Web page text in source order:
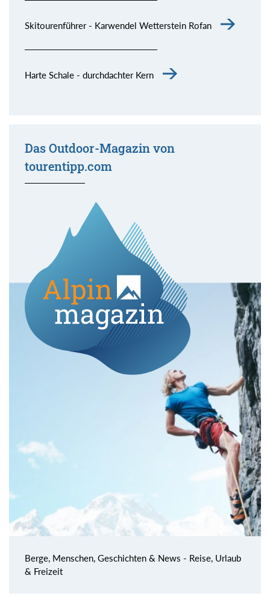
Skitourenführer - Karwendel Wetterstein Rofan
Harte Schale - durchdachter Kern
Das Outdoor-Magazin von
tourentipp.com
Berge, Menschen, Geschichten & News - Reise, Urlaub
& Freizeit